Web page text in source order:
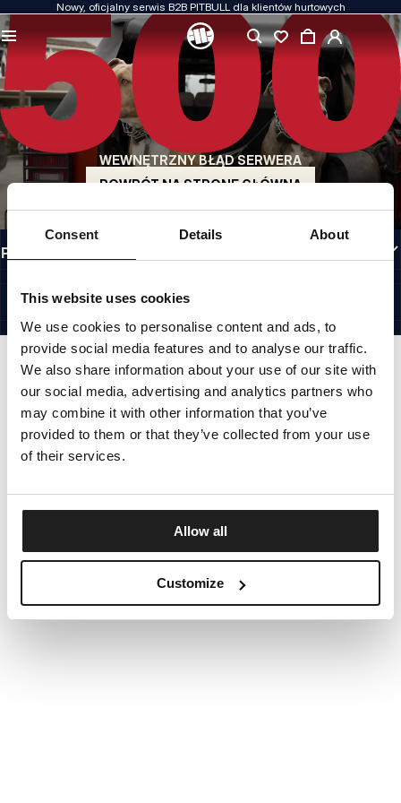
Consent Details About
This website uses cookies
We use cookies to personalise content and ads, to
provide social media features and to analyse our traffic.
We also share information about your use of our site with
our social media, advertising and analytics partners who
may combine it with other information that you’ve
provided to them or that they’ve collected from your use
of their services.
Allow all
Customize
Nowy, oficjalny serwis B2B PITBULL dla klientów hurtowych
WEWNĘTRZNY BŁĄD SERWERA
POWRÓT NA STRONĘ GŁÓWNĄ
JAKOŚĆ TO DLA NAS PRIORYTET
Naszą odzież produkujemy z pasją. Nie idziemy na kompromis w kwestiach
wytrzymałości, długowieczności materiałów i dbałości o detal.
US ORIGIN
Nasze korzenie sięgają San Diego z początku lat 90-tych XX wieku. Nasz styl jest
surowy, autentyczny i bezkompromisowy.
MARKA Z CHARAKTEREM
Nasze kolekcje wybierają sportowcy, fighterzy i uparci indywidualiści.
INFORMACJE
PRZYDATNE LINKI
©1997 - 2026 PITBULL SP. Z O.O. ALL RIGHTS RESERVED.
SITE CREDITS
IDŹ DO GÓRY